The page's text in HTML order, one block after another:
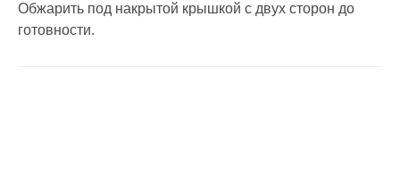
Обжарить под накрытой крышкой с двух сторон до
готовности.